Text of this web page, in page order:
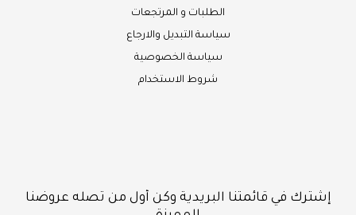
الطلبات و المرتجعات
سياسة التبديل والارجاع
سياسة الخصوصية
شروط الاستخدام
إشترك في قائمتنا البريدية وكن أول من تصله عروضنا